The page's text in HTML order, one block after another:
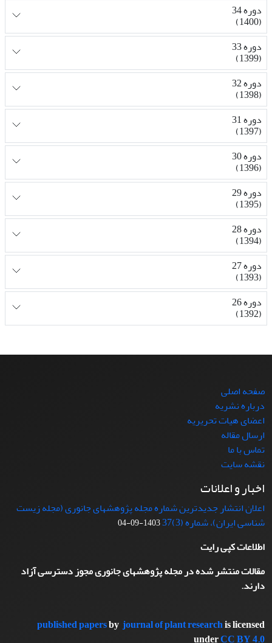
دوره 34
(1400)
دوره 33
(1399)
دوره 32
(1398)
دوره 31
(1397)
دوره 30
(1396)
دوره 29
(1395)
دوره 28
(1394)
دوره 27
(1393)
دوره 26
(1392)
صفحه اصلی
درباره نشریه
اعضای هیات تحریریه
ارسال مقاله
تماس با ما
نقشه سایت
اخبار و اعلانات
اعلان انتشار جدیدترین شماره مجله پژوهشهای جانوری (مجله زیست
شناسی ایران)، شماره (3)37
1403-09-04
اطلاعات کپی رایت
مقالات منتشر شده در مجله پژوهشهای جانوری مجوز دسترسی آزاد
دارند.
published papersbyjournal of plant researchis licensed
underCC BY 4.0